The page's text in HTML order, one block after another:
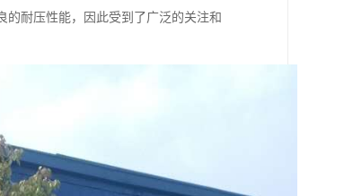
耐压性能，因此受到了广泛的关注和